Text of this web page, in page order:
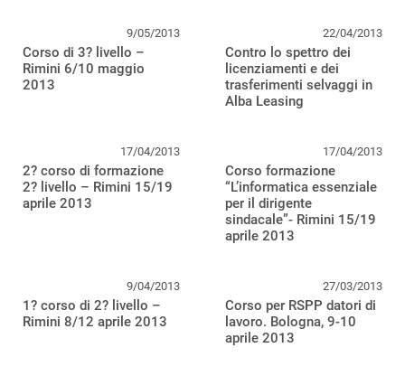
9/05/2013
Corso di 3? livello –
Rimini 6/10 maggio
2013
22/04/2013
Contro lo spettro dei
licenziamenti e dei
trasferimenti selvaggi in
Alba Leasing
17/04/2013
2? corso di formazione
2? livello – Rimini 15/19
aprile 2013
17/04/2013
Corso formazione
“L’informatica essenziale
per il dirigente
sindacale”- Rimini 15/19
aprile 2013
9/04/2013
1? corso di 2? livello –
Rimini 8/12 aprile 2013
27/03/2013
Corso per RSPP datori di
lavoro. Bologna, 9-10
aprile 2013